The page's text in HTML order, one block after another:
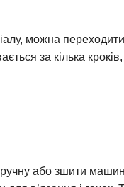
можна
за кілька
або зшити